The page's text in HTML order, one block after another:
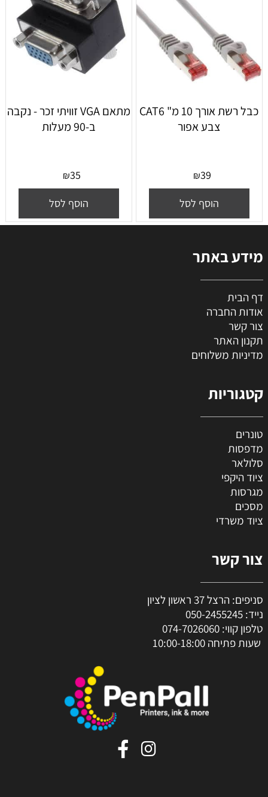
כבל רשת אורך 10 מ" CAT6
צבע אפור
₪39
הוסף לסל
מתאם VGA זוויתי זכר - נקבה
ב-90 מעלות
₪35
הוסף לסל
מידע באתר
דף הבית
אודות החברה
צור קשר
תקנון האתר
מדיניות משלוחים
קטגוריות
טונרים
מדפסות
סלולאר
ציוד היקפי
מגרסות
מסכים
ציוד משרדי
צור קשר
סניפים: הרצל 37 ראשון לציון
נייד: 050-2455245
טלפון קווי: 074-7026060
שעות פתיחה 10:00-18:00